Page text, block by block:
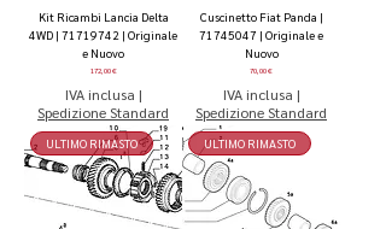
Kit Ricambi Lancia Delta
4WD | 71719742 | Originale
e Nuovo
Prezzo
172,00 €
IVA inclusa |
Spedizione Standard
Cuscinetto Fiat Panda |
71745047 | Originale e
Nuovo
Prezzo
70,00 €
IVA inclusa |
Spedizione Standard
ULTIMO RIMASTO ULTIMO RIMASTO